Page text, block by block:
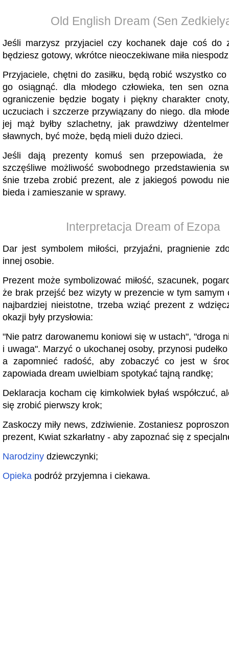
Old English Dream (Sen
Jeśli marzysz przyjaciel czy kochanek daje coś do
będziesz gotowy, wkrótce nieoczekiwane miła
Przyjaciele, chętni do zasiłku, będą robić wszystko
go osiągnąć. dla młodego człowieka, ten sen
ograniczenie będzie bogaty i piękny charakter
uczuciach i szczerze przywiązany do niego. dla
jej mąż byłby szlachetny, jak prawdziwy
sławnych, być może, będą mieli dużo dzieci.
Jeśli dają prezenty komuś sen przepowiada, że
szczęśliwe możliwość swobodnego przedstawienia
śnie trzeba zrobić prezent, ale z jakiegoś powodu
bieda i zamieszanie w sprawy.
Interpretacja Dream of Ezopa
Dar jest symbolem miłości, przyjaźni, pragnienie
innej osobie.
Prezent może symbolizować miłość, szacunek,
że brak przejść bez wizyty w prezencie w tym samym
najbardziej nieistotne, trzeba wziąć prezent z
okazji były przysłowia:
"Nie patrz darowanemu koniowi się w ustach", "droga
i uwaga". Marzyć o ukochanej osoby, przynosi
a zapomnieć radość, aby zobaczyć co jest w
zapowiada dream uwielbiam spotykać tajną randkę;
Deklaracja kocham cię kimkolwiek byłaś współczuć,
się zrobić pierwszy krok;
Zaskoczy miły news, zdziwienie. Zostaniesz
prezent, Kwiat szkarłatny - aby zapoznać się z
Narodziny dziewczynki;
Opieka podróż przyjemna i ciekawa.